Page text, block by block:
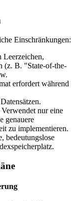
Einschränkungen:
Leerzeichen,
(z. B. "State-of-the-
erfordert während
nur eine
genauere
zu implementieren.
bedeutungslose